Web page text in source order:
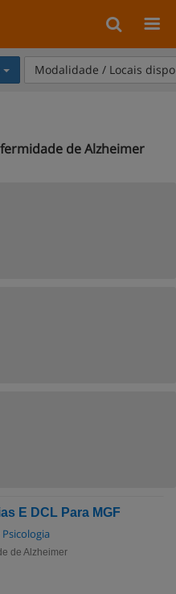
Modalidade / Locais
de Alzheimer
E DCL Para MGF
de Alzheimer